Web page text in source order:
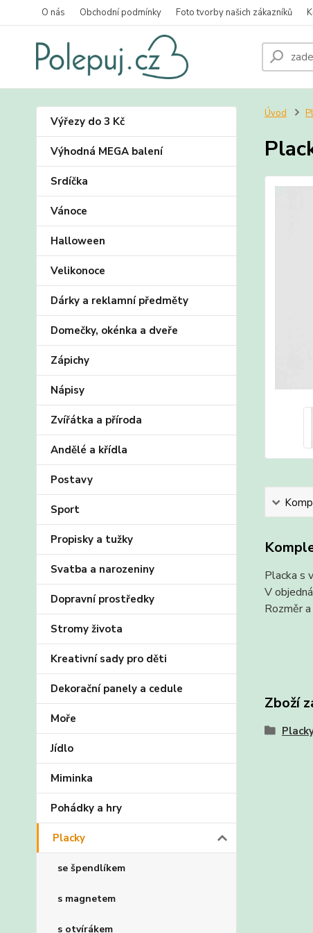
O nás Obchodní podmínky Foto tvorby našich zákazníků
Výřezy do 3 Kč
Výhodná MEGA balení
Srdíčka
Vánoce
Halloween
Velikonoce
Dárky a reklamní předměty
Domečky, okénka a dveře
Zápichy
Nápisy
Zvířátka a příroda
Andělé a křídla
Postavy
Sport
Propisky a tužky
Svatba a narozeniny
Dopravní prostředky
Stromy života
Kreativní sady pro děti
Dekorační panely a cedule
Moře
Jídlo
Miminka
Pohádky a hry
Placky
se špendlíkem
s magnetem
s otvírákem
Úvod
Placka s
V
Rozměr
Zboží